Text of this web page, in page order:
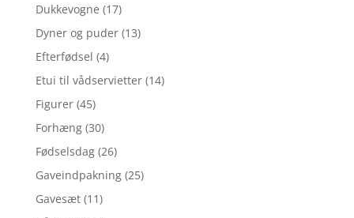
Dukkevogne (17)
Dyner og puder (13)
Efterfødsel (4)
Etui til vådservietter (14)
Figurer (45)
Forhæng (30)
Fødselsdag (26)
Gaveindpakning (25)
Gavesæt (11)